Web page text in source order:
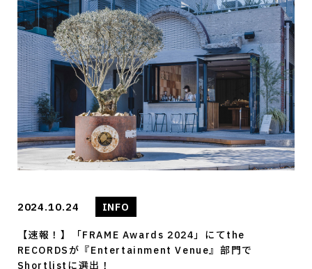
2024.10.24 INFO
【速報！】「FRAME Awards 2024」にてthe
RECORDSが『Entertainment Venue』部門で
Shortlistに選出！